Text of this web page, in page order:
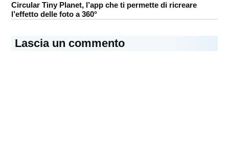
Circular Tiny Planet, l’app che ti permette di ricreare
l’effetto delle foto a 360°
Lascia un commento